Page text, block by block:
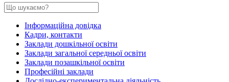
Інформаційна довідка
Кадри, контакти
Заклади дошкільної освіти
Заклади загальної середньої освіти
Заклади позашкільної освіти
Професійні заклади